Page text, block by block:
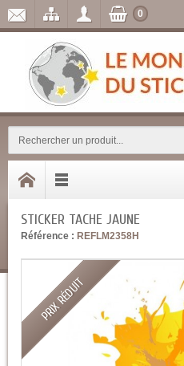
0
STICKER TACHE JAUNE
Référence : REFLM2358H
PRIX RÉDUIT